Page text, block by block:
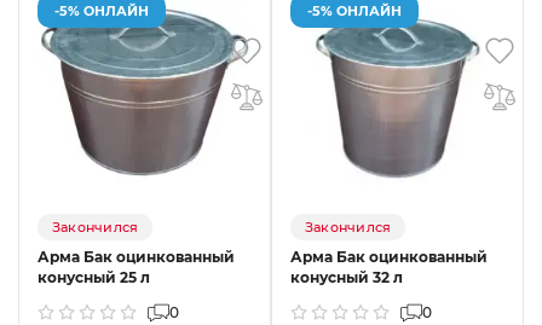
-5% ОНЛАЙН
Закончился
Арма Бак оцинкованный
конусный 25 л
0
-5% ОНЛАЙН
Закончился
Арма Бак оцинкованный
конусный 32 л
0